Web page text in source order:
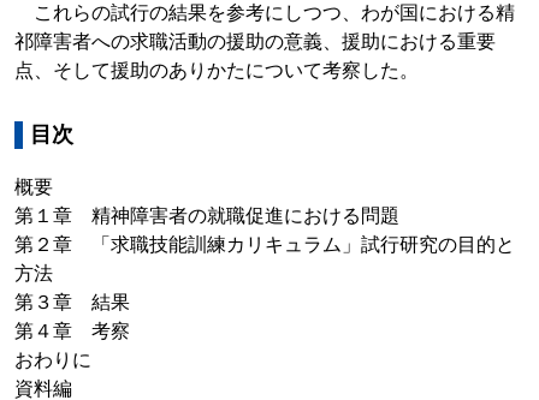
これらの試行の結果を参考にしつつ、わが国における精
祁障害者への求職活動の援助の意義、援助における重要
点、そして援助のありかたについて考察した。
目次
概要
第１章 精神障害者の就職促進における問題
第２章 「求職技能訓練カリキュラム」試行研究の目的と
方法
第３章 結果
第４章 考察
おわりに
資料編